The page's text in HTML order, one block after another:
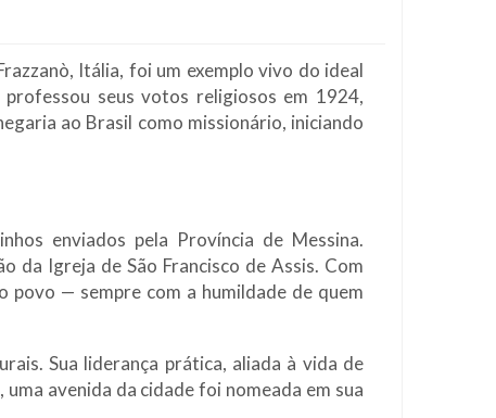
Itália, foi um exemplo vivo do ideal
seus votos religiosos em 1924,
ao Brasil como missionário, iniciando
enviados pela Província de Messina.
da Igreja de São Francisco de Assis. Com
povo — sempre com a humildade de quem
Sua liderança prática, aliada à vida de
avenida da cidade foi nomeada em sua